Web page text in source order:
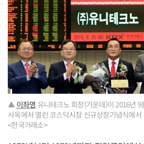
▲ 이좌영 유니테크노 회장(가운데)이 2016년
사옥에서 열린 코스닥시장 신규상장기념식에
<한국거래소>